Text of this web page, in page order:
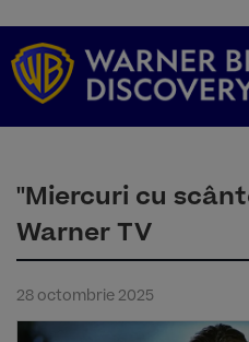
"Miercuri cu
Warner TV
28 octombrie 2025